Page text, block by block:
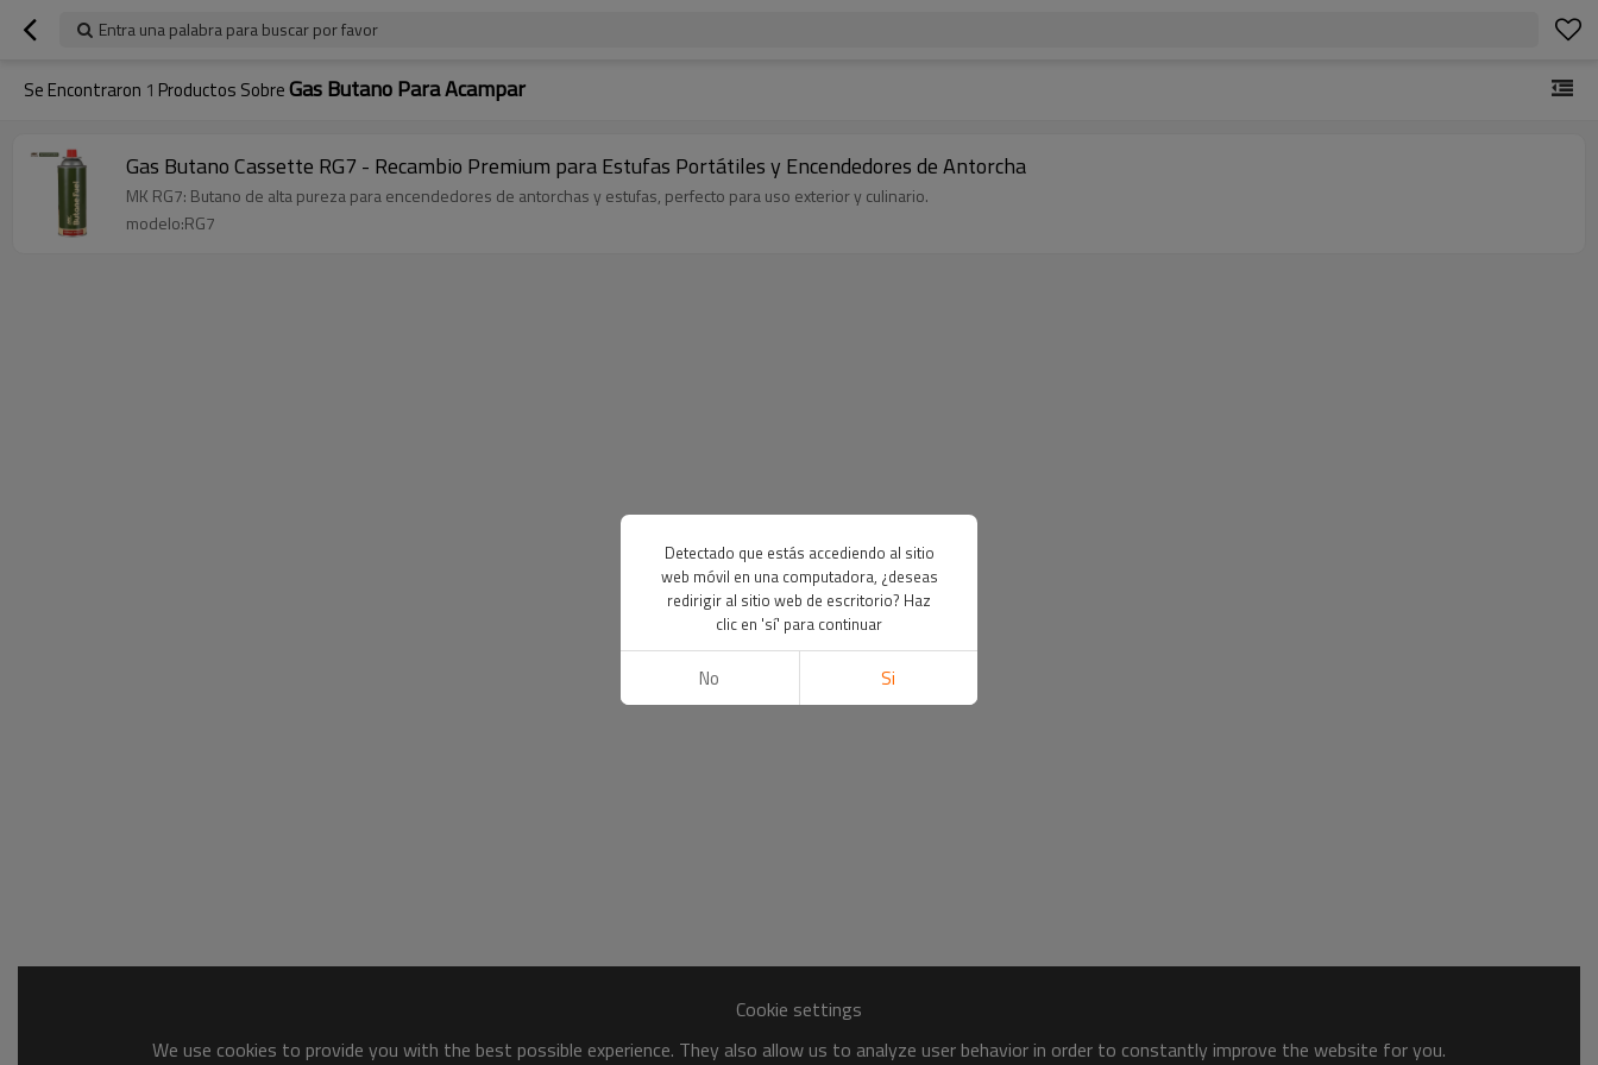
Entra una palabra para buscar por favor
Se Encontraron 1 Productos SobreGas Butano Para Acampar
Gas Butano Cassette RG7 - Recambio Premium para Estufas Portátiles y Encendedores de Antorcha
MK RG7: Butano de alta pureza para encendedores de antorchas y estufas, perfecto para uso exterior y culinario.
modelo:RG7
Cookie settings
We use cookies to provide you with the best possible experience. They also allow us to analyze user behavior in order to constantly improve the website for you.
Detectado que estás accediendo al sitio
web móvil en una computadora, ¿deseas
redirigir al sitio web de escritorio? Haz
clic en 'sí' para continuar
No Si